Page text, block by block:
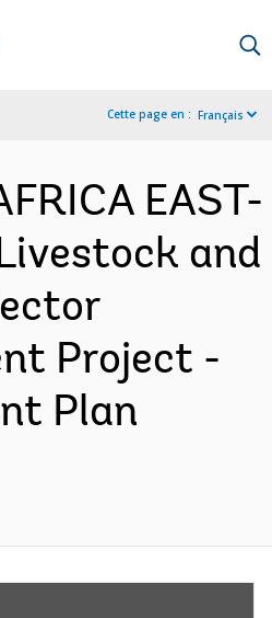
Cette page en : Français
EAST-
and
Project -
Plan